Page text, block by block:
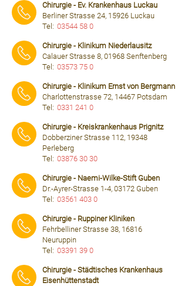
Chirurgie - Ev. Krankenhaus Luckau
Berliner Strasse 24, 15926 Luckau
Tel: 03544 58 0
Chirurgie - Klinikum Niederlausitz
Calauer Strasse 8, 01968 Senftenberg
Tel: 03573 75 0
Chirurgie - Klinikum Ernst von Bergmann
Charlottenstrasse 72, 14467 Potsdam
Tel: 0331 241 0
Chirurgie - Kreiskrankenhaus Prignitz
Dobberziner Strasse 112, 19348
Perleberg
Tel: 03876 30 30
Chirurgie - Naemi-Wilke-Stift Guben
Dr.-Ayrer-Strasse 1-4, 03172 Guben
Tel: 03561 403 0
Chirurgie - Ruppiner Kliniken
Fehrbelliner Strasse 38, 16816
Neuruppin
Tel: 03391 39 0
Chirurgie - Städtisches Krankenhaus
Eisenhüttenstadt